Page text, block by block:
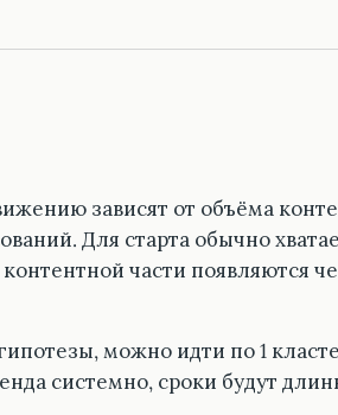
зависят от объёма
Для старта обычно
части появляются
можно идти по 1
системно, сроки будут